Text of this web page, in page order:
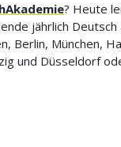
? Heute
jährlich Deutsch
Berlin, München,
und Düsseldorf